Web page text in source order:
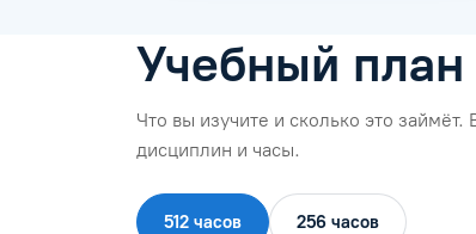
Учебный план
Что вы изучите и сколько это
дисциплин и часы.
512 часов 256 часов